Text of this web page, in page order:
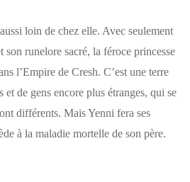
loin de chez elle. Avec seulement
son runelore sacré, la féroce princesse
l’Empire de Cresh. C’est une terre
et de gens encore plus étranges, qui se
différents. Mais Yenni fera ses
à la maladie mortelle de son père.